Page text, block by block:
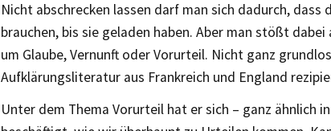
Nicht abschrecken lassen darf man sich dadurch,
brauchen, bis sie geladen haben. Aber man stößt
um Glaube, Vernunft oder Vorurteil. Nicht ganz
Aufklärungsliteratur aus Frankreich und England
Unter dem Thema Vorurteil hat er sich – ganz ähnlich